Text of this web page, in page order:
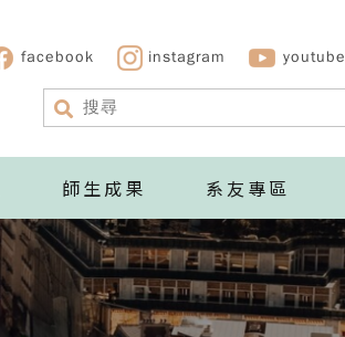
facebook instagram youtube
師生成果 系友專區